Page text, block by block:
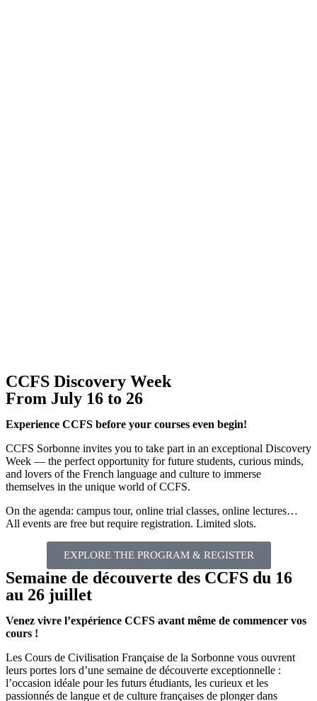
CCFS Discovery Week
From July 16 to 26
Experience CCFS before your courses even begin!
CCFS Sorbonne invites you to take part in an exceptional Discovery
Week — the perfect opportunity for future students, curious minds,
and lovers of the French language and culture to immerse
themselves in the unique world of CCFS.
On the agenda: campus tour, online trial classes, online lectures…
All events are free but require registration. Limited slots.
EXPLORE THE PROGRAM & REGISTER
Semaine de découverte des CCFS du 16
au 26 juillet
Venez vivre l’expérience CCFS avant même de commencer vos
cours !
Les Cours de Civilisation Française de la Sorbonne vous ouvrent
leurs portes lors d’une semaine de découverte exceptionnelle :
l’occasion idéale pour les futurs étudiants, les curieux et les
passionnés de langue et de culture françaises de plonger dans